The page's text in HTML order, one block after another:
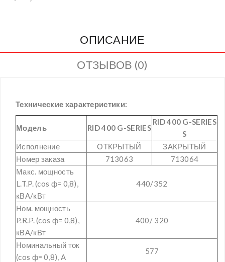
ОПИСАНИЕ
ОТЗЫВОВ (0)
Технические характеристики:
Модель RID 400 G-SERIES
RID 400 G-SERIES
S
Исполнение
ОТКРЫТЫЙ
ЗАКРЫТЫЙ
Номер заказа
713063
713064
Макс. мощность
L.T.P. (cos ф= 0,8),
кВА/кВт
440/352
Ном. мощность
P.R.P. (cos ф= 0,8),
кВА/кВт
400/ 320
Номинальный ток
(cos ф= 0,8), A
577